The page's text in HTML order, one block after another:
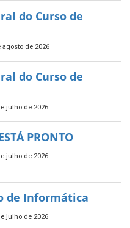
do Curso de
de 2026
do Curso de
julho de 2026
PRONTO
julho de 2026
de Informática
julho de 2026